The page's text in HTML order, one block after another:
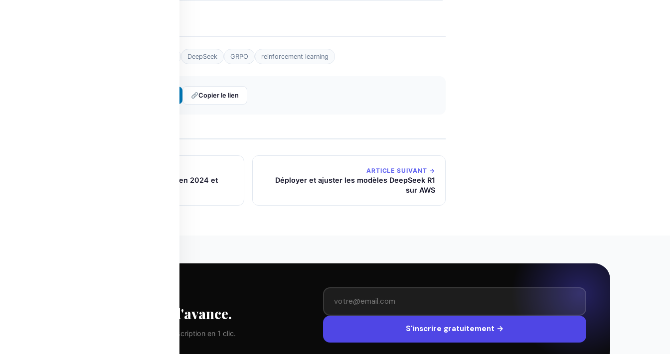
DeepSeek GRPO reinforcement learning
Copier le lien
L’évolution des outils IA pour l’art en 2024 et
ARTICLE SUIVANT →
Déployer et ajuster les modèles DeepSeek R1
sur AWS
Prenez une longueur d'avance.
Pas de spam. Que de la valeur pure. Désinscription en 1 clic. S'inscrire gratuitement →